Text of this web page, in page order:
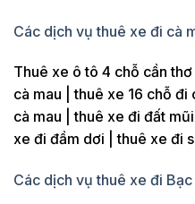
Các dịch vụ thuê xe đi cà
Thuê xe ô tô 4 chỗ cần
cà mau | thuê xe 16 chỗ
cà mau | thuê xe đi đất
xe đi đầm dơi | thuê xe đi
Các dịch vụ thuê xe đi Bạc